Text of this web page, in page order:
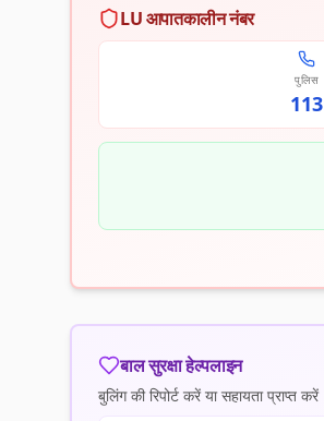
LU आपातकालीन नंबर
पुलिस
113
बाल सुरक्षा हेल्पलाइन
बुलिंग की रिपोर्ट करें या सहायता प्राप्त करें